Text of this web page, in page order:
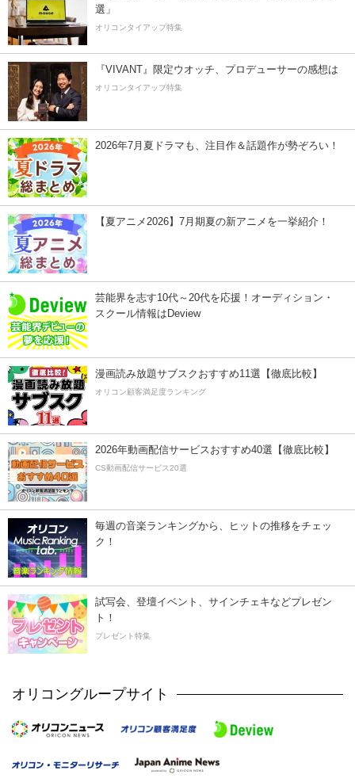
選」
オリコンタイアップ特集
『VIVANT』限定ウオッチ、プロデューサーの感想は
オリコンタイアップ特集
2026年7月夏ドラマも、注目作＆話題作が勢ぞろい！
【夏アニメ2026】7月期夏の新アニメを一挙紹介！
芸能界を志す10代～20代を応援！オーディション・
スクール情報はDeview
漫画読み放題サブスクおすすめ11選【徹底比較】
オリコン顧客満足度ランキング
2026年動画配信サービスおすすめ40選【徹底比較】
CS動画配信サービス20選
毎週の音楽ランキングから、ヒットの推移をチェッ
ク！
試写会、登壇イベント、サインチェキなどプレゼン
ト！
プレゼント特集
オリコングループサイト